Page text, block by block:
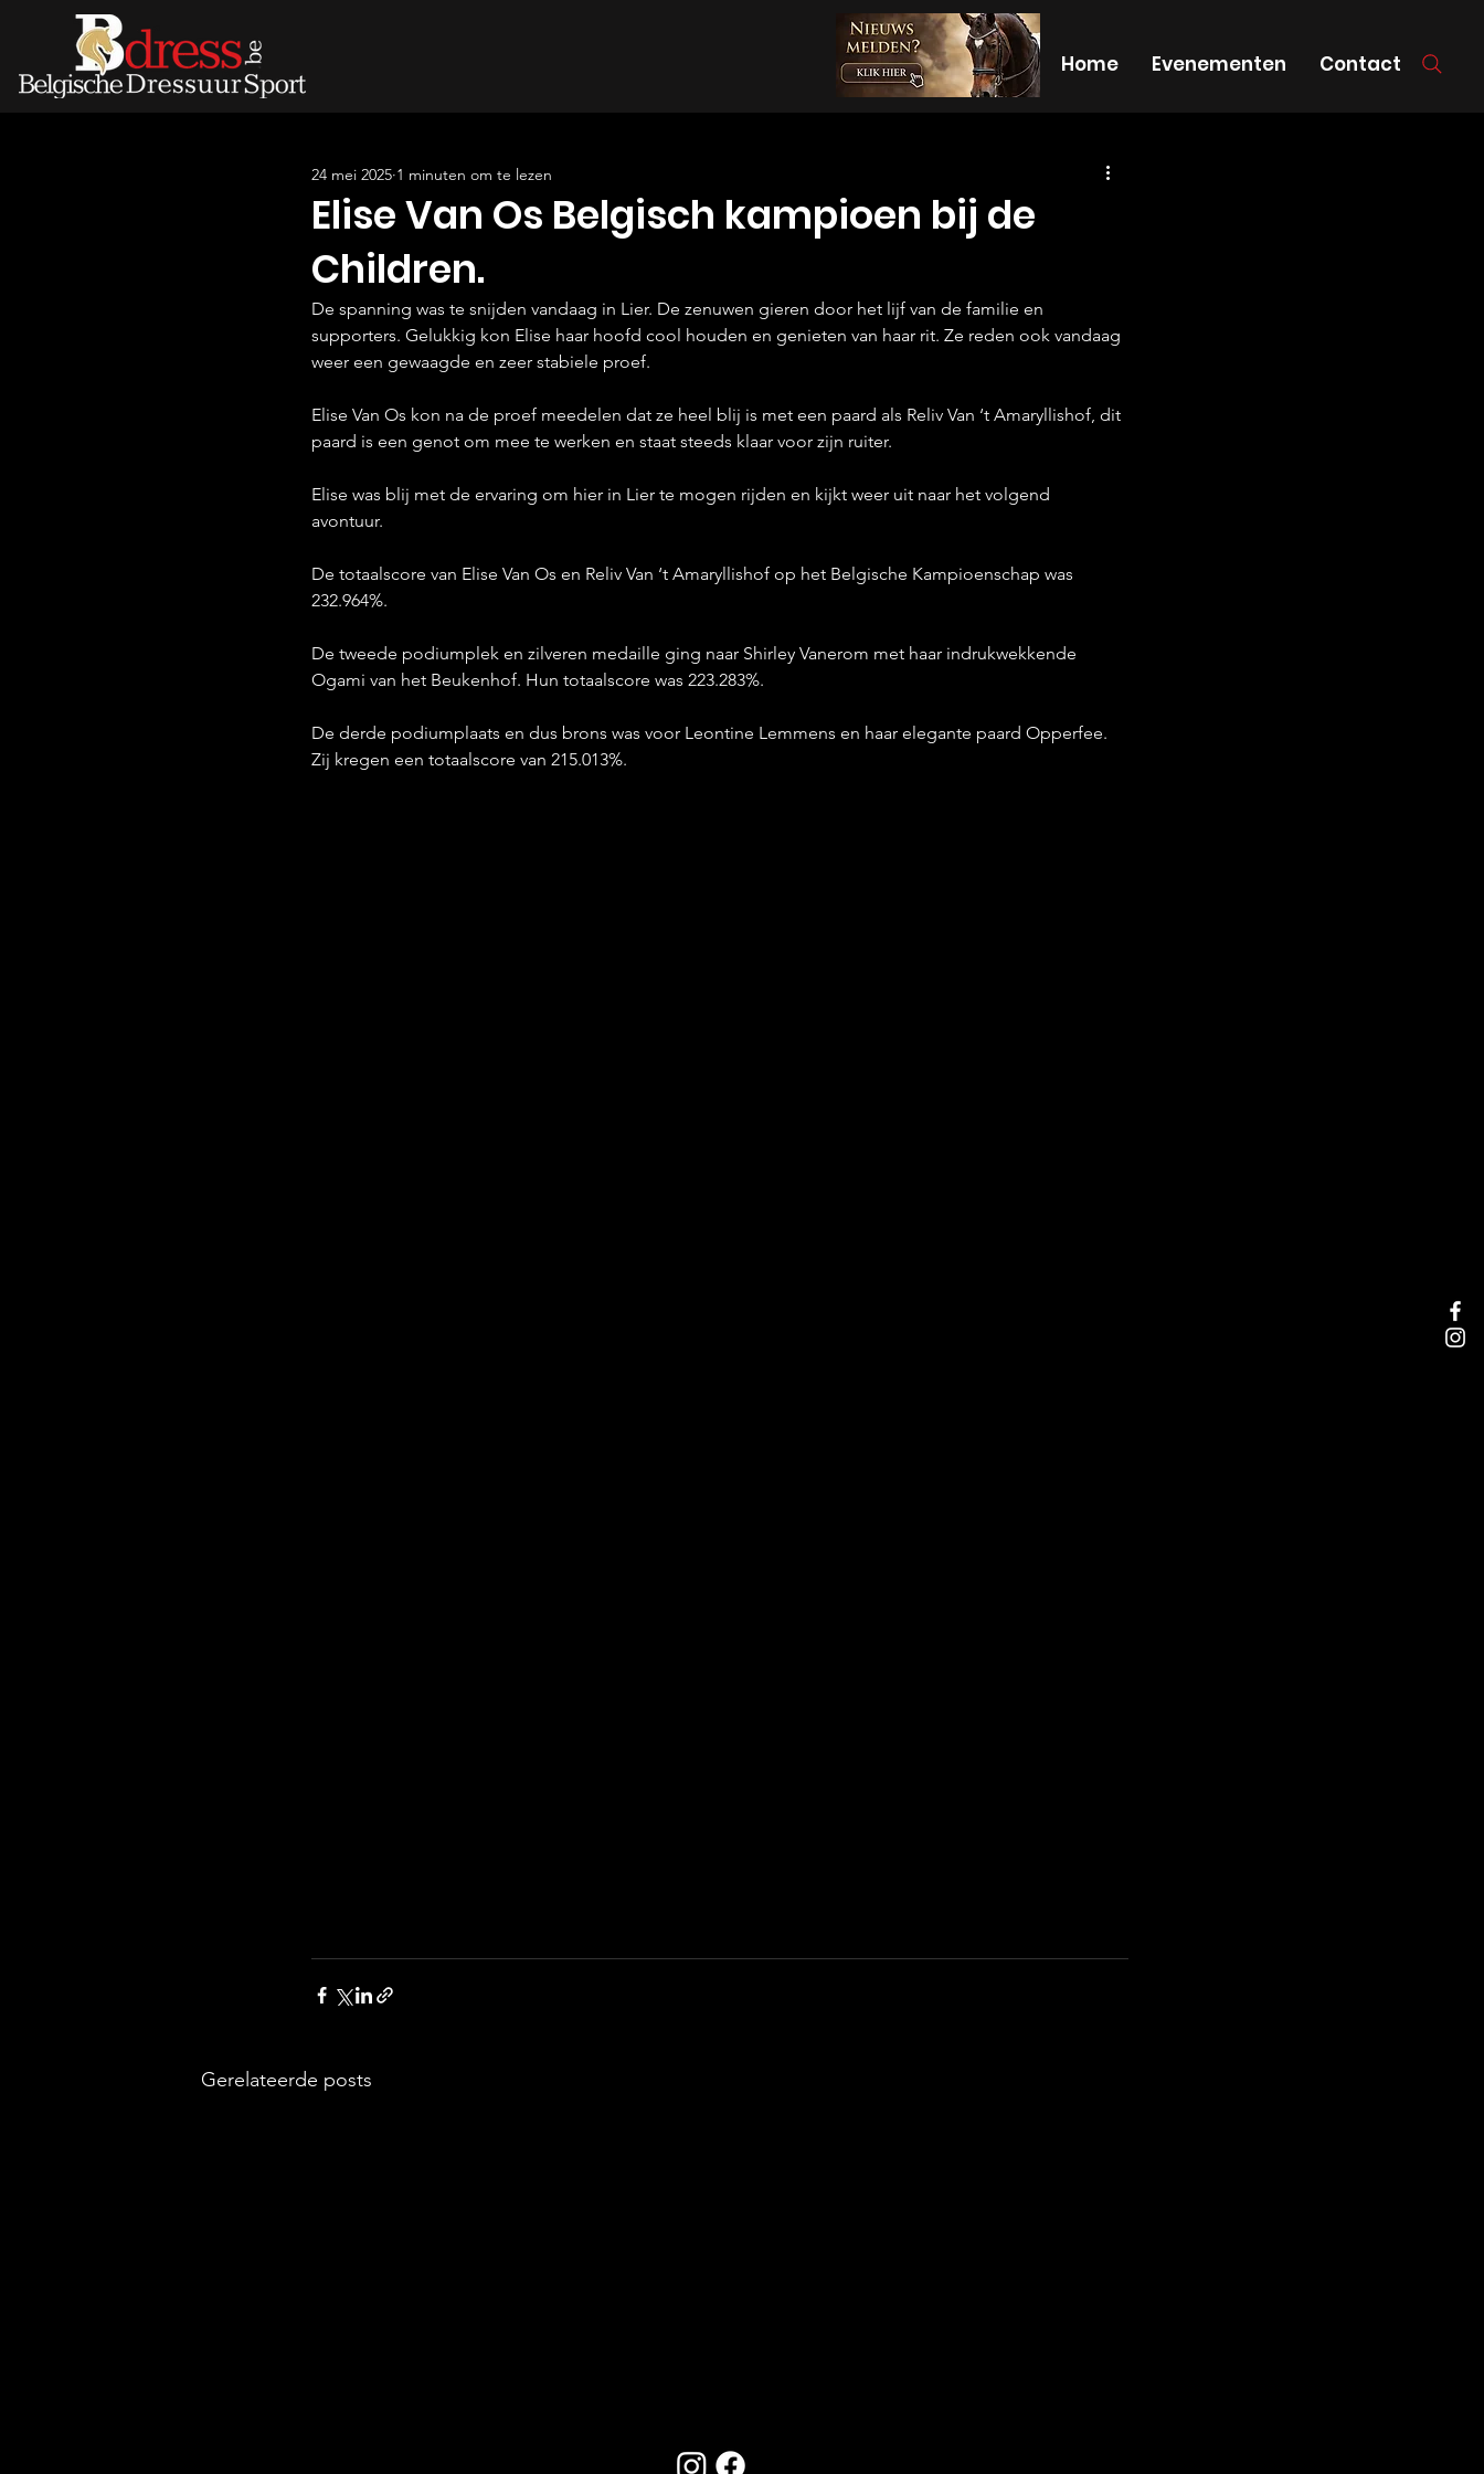
Home Evenementen Contact
Elise Van Os Belgisch kampioen bij de
Children.
24 mei 2025 1 minuten om te lezen
De spanning was te snijden vandaag in Lier. De zenuwen gieren door het lijf van de familie en
supporters. Gelukkig kon Elise haar hoofd cool houden en genieten van haar rit. Ze reden ook vandaag
weer een gewaagde en zeer stabiele proef.
Elise Van Os kon na de proef meedelen dat ze heel blij is met een paard als Reliv Van ‘t Amaryllishof, dit
paard is een genot om mee te werken en staat steeds klaar voor zijn ruiter.
Elise was blij met de ervaring om hier in Lier te mogen rijden en kijkt weer uit naar het volgend
avontuur.
De totaalscore van Elise Van Os en Reliv Van ‘t Amaryllishof op het Belgische Kampioenschap was
232.964%.
De tweede podiumplek en zilveren medaille ging naar Shirley Vanerom met haar indrukwekkende
Ogami van het Beukenhof. Hun totaalscore was 223.283%.
De derde podiumplaats en dus brons was voor Leontine Lemmens en haar elegante paard Opperfee.
Zij kregen een totaalscore van 215.013%.
Gerelateerde posts